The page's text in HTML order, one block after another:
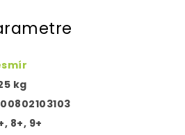
kg
8+, 9+